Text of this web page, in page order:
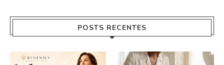
POSTS RECENTES